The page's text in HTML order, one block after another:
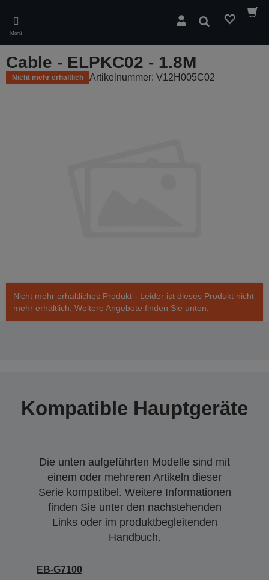
main
content
Menü
Suchen
Cable - ELPKC02 - 1.8M
Nicht mehr erhältlich Artikelnummer: V12H005C02
Nicht mehr erhältliches Produkt - Leider ist dieses Produkt nicht
mehr erhältlich. Weitere Angebote finden Sie unten.
Kompatible Hauptgeräte
Die unten aufgeführten Modelle sind mit
einem oder mehreren Artikeln dieser
Serie kompatibel. Weitere Informationen
finden Sie unter den nachstehenden
Links oder im produktbegleitenden
Handbuch.
EB-G7100